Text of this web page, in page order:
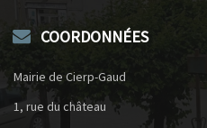
COORDONNÉES
Mairie de Cierp-Gaud
1, rue du château